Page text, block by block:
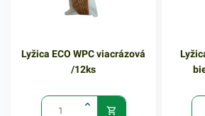
oslavy a domácnosti. Paličky
sú vyrobené z dreva, ktoré
stromov, známa ako tenká
vrstva pod kôrou a lykom.
vybraných lesných drevín a
Lyžica ECO WPC viacrázová
/12ks